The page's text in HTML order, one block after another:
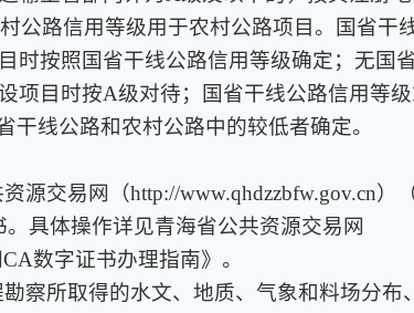
公路信用等级用于农村公路项目。国省干
按照国省干线公路信用等级确定；无国
目时按A级对待；国省干线公路信用等
线公路和农村公路中的较低者确定。
源交易网（http://www.qhdzzbfw.gov.cn）
具体操作详见青海省公共资源交易网
数字证书办理指南》。
察所取得的水文、地质、气象和料场分布